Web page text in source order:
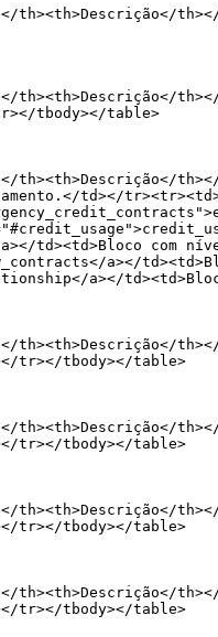
th><th>Descrição</
tbody></table>
th><th>Descrição</
td></
td><td>Bloco com
a></
a></
th><th>Descrição</
tr></tbody></table>
th><th>Descrição</
tr></tbody></table>
tr></tbody></table>
tr></tbody></table>